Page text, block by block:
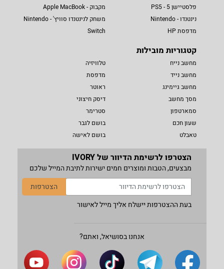
פלסטיישן 5 - PS5
נינטנדו - Nintendo
מדפסת HP
מקבוק - Apple MacBook
משחק לנינטנדו סוויץ' - Nintendo
Switch
קטגוריות מובילות
מחשב נייח
מחשב נייד
מחשב גיימינג
מסך מחשב
סמארטפון
שעון חכם
טאבלט
טלוויזיה
מדפסת
ראוטר
דיסק חיצוני
סטרימר
בושם לגבר
בושם לאישה
הצטרפו לרשימת הדיוור של IVORY
מבצעים, הטבות ומוצרים חמים ישירות לתיבת המייל שלכם
הצטרפות
בעת ההצטרפות יישלח אליך מייל לאישור
אנחנו בסושיאל, ואתם?